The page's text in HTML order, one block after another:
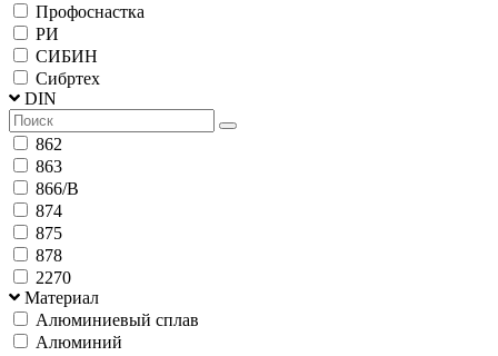
Профоснастка
РИ
СИБИН
Сибртех
DIN
862
863
866/B
874
875
878
2270
Материал
Алюминиевый сплав
Алюминий